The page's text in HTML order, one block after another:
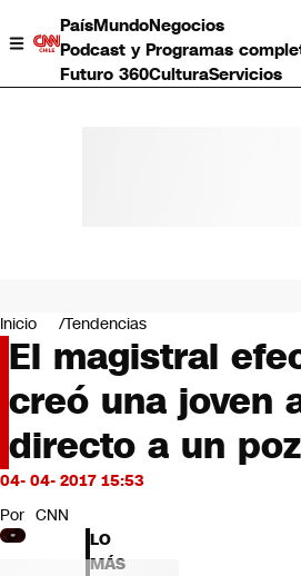
PaísMundoNegocios
Podcast y Programas
Futuro 360CulturaServicios
Negocios
Deportes
Programas completos
Cultura
Servicios
Bits
CNN tiempo
Futuro 360
Opinión
Inicio Tendencias
El magistral
creó una joven
directo a un
04- 04- 2017 15:53
Por CNN
LO
MÁS